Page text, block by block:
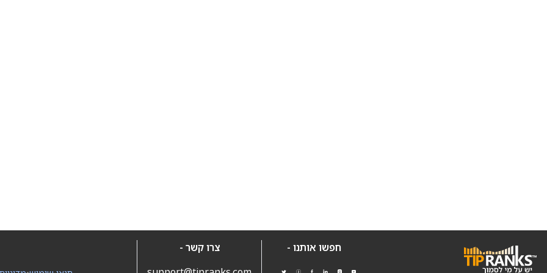
חפשו אותנו -
צרו קשר -